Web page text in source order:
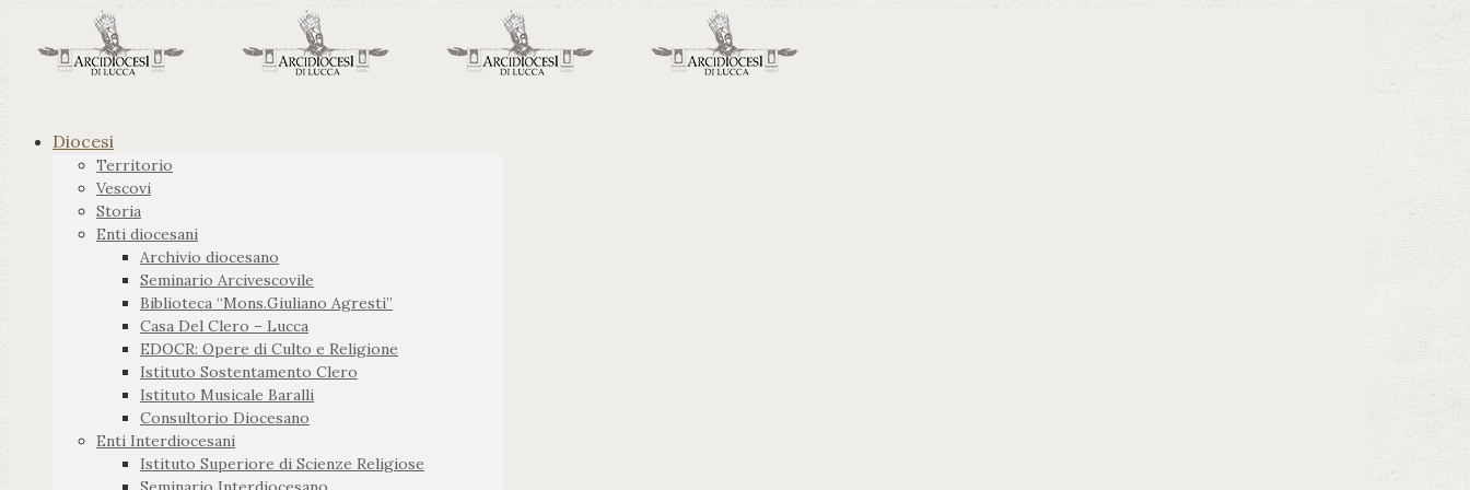
Diocesi
Territorio
Vescovi
Storia
Enti diocesani
Archivio diocesano
Seminario Arcivescovile
Biblioteca “Mons.Giuliano Agresti”
Casa Del Clero – Lucca
EDOCR: Opere di Culto e Religione
Istituto Sostentamento Clero
Istituto Musicale Baralli
Consultorio Diocesano
Enti Interdiocesani
Istituto Superiore di Scienze Religiose